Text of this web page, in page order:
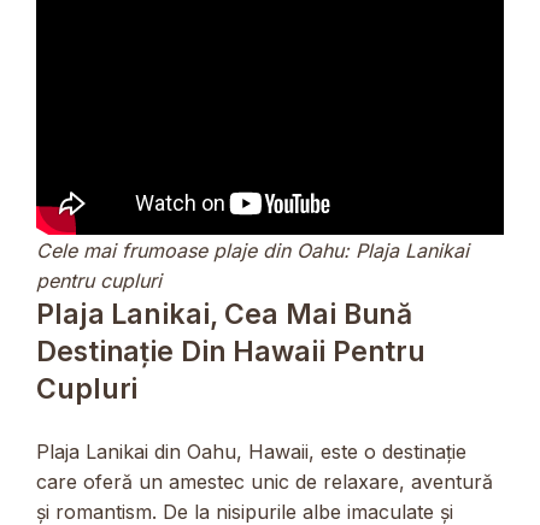
Cele mai frumoase plaje din Oahu: Plaja Lanikai
pentru cupluri
Plaja Lanikai, Cea Mai Bună
Destinație Din Hawaii Pentru
Cupluri
Plaja Lanikai din Oahu, Hawaii, este o destinație
care oferă un amestec unic de relaxare, aventură
și romantism. De la nisipurile albe imaculate și